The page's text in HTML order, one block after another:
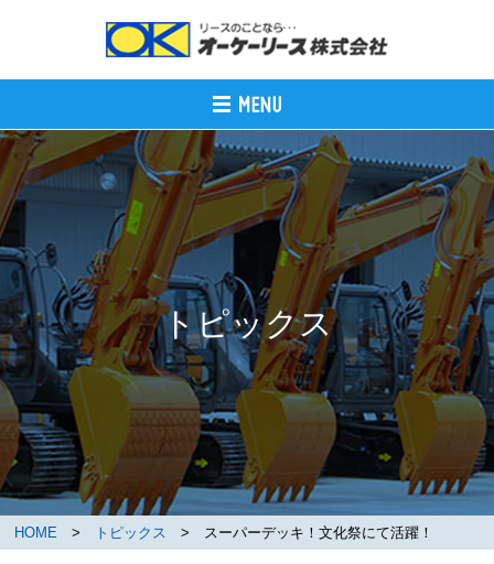
トピックス
HOME > トピックス > スーパーデッキ！文化祭にて活躍！